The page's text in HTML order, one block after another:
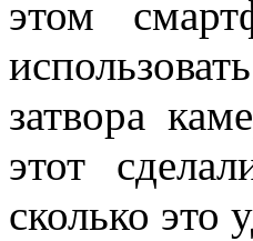
этом
затвора
этот
сколько это